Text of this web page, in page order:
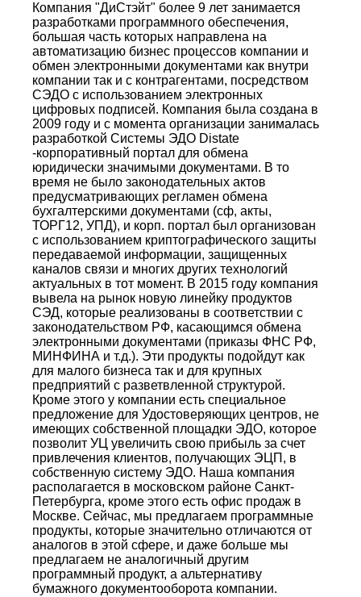
Компания "ДиСтэйт" более 9 лет занимается
разработками программного обеспечения,
большая часть которых направлена на
автоматизацию бизнес процессов компании и
обмен электронными документами как внутри
компании так и с контрагентами, посредством
СЭДО с использованием электронных
цифровых подписей. Компания была создана в
2009 году и с момента организации занималась
разработкой Системы ЭДО Distate
-корпоративный портал для обмена
юридически значимыми документами. В то
время не было законодательных актов
предусматривающих регламен обмена
бухгалтерскими документами (сф, акты,
ТОРГ12, УПД), и корп. портал был организован
с использованием криптографического защиты
передаваемой информации, защищенных
каналов связи и многих других технологий
актуальных в тот момент. В 2015 году компания
вывела на рынок новую линейку продуктов
СЭД, которые реализованы в соответствии с
законодательством РФ, касающимся обмена
электронными документами (приказы ФНС РФ,
МИНФИНА и т.д.). Эти продукты подойдут как
для малого бизнеса так и для крупных
предприятий с разветвленной структурой.
Кроме этого у компании есть специальное
предложение для Удостоверяющих центров, не
имеющих собственной площадки ЭДО, которое
позволит УЦ увеличить свою прибыль за счет
привлечения клиентов, получающих ЭЦП, в
собственную систему ЭДО. Наша компания
располагается в московском районе Санкт-
Петербурга, кроме этого есть офис продаж в
Москве. Сейчас, мы предлагаем программные
продукты, которые значительно отличаются от
аналогов в этой сфере, и даже больше мы
предлагаем не аналогичный другим
программный продукт, а альтернативу
бумажного документооборота компании.